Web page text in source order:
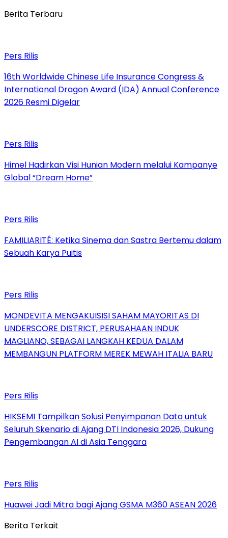
Berita Terbaru
Pers Rilis
16th Worldwide Chinese Life Insurance Congress &
International Dragon Award (IDA) Annual Conference
2026 Resmi Digelar
Pers Rilis
Himel Hadirkan Visi Hunian Modern melalui Kampanye
Global “Dream Home”
Pers Rilis
FAMILIARITÉ: Ketika Sinema dan Sastra Bertemu dalam
Sebuah Karya Puitis
Pers Rilis
MONDEVITA MENGAKUISISI SAHAM MAYORITAS DI
UNDERSCORE DISTRICT, PERUSAHAAN INDUK
MAGLIANO, SEBAGAI LANGKAH KEDUA DALAM
MEMBANGUN PLATFORM MEREK MEWAH ITALIA BARU
Pers Rilis
HIKSEMI Tampilkan Solusi Penyimpanan Data untuk
Seluruh Skenario di Ajang DTI Indonesia 2026, Dukung
Pengembangan AI di Asia Tenggara
Pers Rilis
Huawei Jadi Mitra bagi Ajang GSMA M360 ASEAN 2026
Berita Terkait